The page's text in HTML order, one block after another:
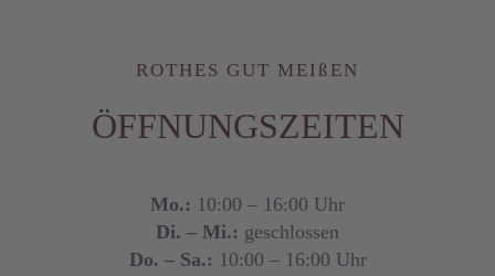
ROTHES GUT MEIßEN
ÖFFNUNGSZEITEN
Mo.: 10:00 – 16:00 Uhr
Di. – Mi.: geschlossen
Do. – Sa.: 10:00 – 16:00 Uhr